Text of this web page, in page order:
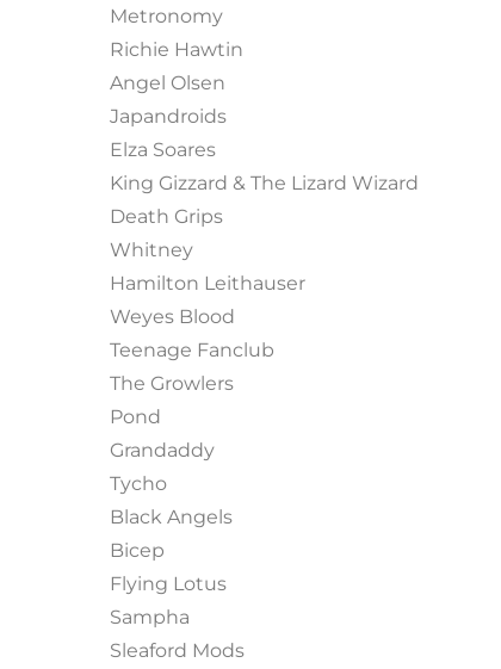
Metronomy
Richie Hawtin
Angel Olsen
Japandroids
Elza Soares
King Gizzard & The Lizard Wizard
Death Grips
Whitney
Hamilton Leithauser
Weyes Blood
Teenage Fanclub
The Growlers
Pond
Grandaddy
Tycho
Black Angels
Bicep
Flying Lotus
Sampha
Sleaford Mods